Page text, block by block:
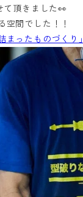
て頂きました👀
空間でした！！
ったものづくり」